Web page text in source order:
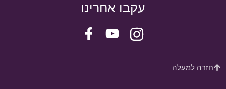
עקבו אחרינו
חזרה למעלה